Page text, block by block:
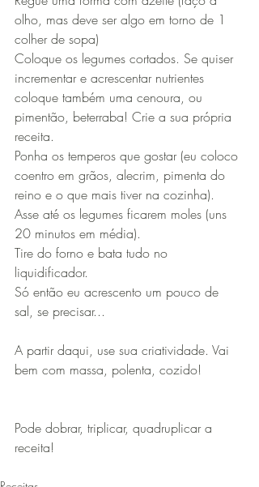
olho, mas deve ser algo em torno de 1
colher de sopa)
Coloque os legumes cortados. Se quiser
incrementar e acrescentar nutrientes
coloque também uma cenoura, ou
pimentão, beterraba! Crie a sua própria
receita.
Ponha os temperos que gostar (eu coloco
coentro em grãos, alecrim, pimenta do
reino e o que mais tiver na cozinha).
Asse até os legumes ficarem moles (uns
20 minutos em média).
Tire do forno e bata tudo no
liquidificador.
Só então eu acrescento um pouco de
sal, se precisar...
A partir daqui, use sua criatividade. Vai
bem com massa, polenta, cozido!
Pode dobrar, triplicar, quadruplicar a
receita!